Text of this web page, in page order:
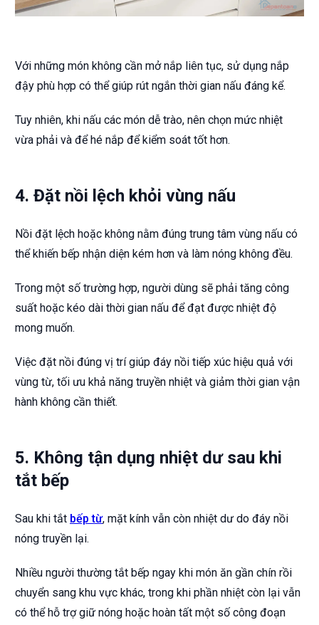
Với những món không cần mở nắp liên tục, sử dụng nắp
đậy phù hợp có thể giúp rút ngắn thời gian nấu đáng kể.
Tuy nhiên, khi nấu các món dễ trào, nên chọn mức nhiệt
vừa phải và để hé nắp để kiểm soát tốt hơn.
4. Đặt nồi lệch khỏi vùng nấu
Nồi đặt lệch hoặc không nằm đúng trung tâm vùng nấu có
thể khiến bếp nhận diện kém hơn và làm nóng không đều.
Trong một số trường hợp, người dùng sẽ phải tăng công
suất hoặc kéo dài thời gian nấu để đạt được nhiệt độ
mong muốn.
Việc đặt nồi đúng vị trí giúp đáy nồi tiếp xúc hiệu quả với
vùng từ, tối ưu khả năng truyền nhiệt và giảm thời gian vận
hành không cần thiết.
5. Không tận dụng nhiệt dư sau khi
tắt bếp
Sau khi tắt bếp từ, mặt kính vẫn còn nhiệt dư do đáy nồi
nóng truyền lại.
Nhiều người thường tắt bếp ngay khi món ăn gần chín rồi
chuyển sang khu vực khác, trong khi phần nhiệt còn lại vẫn
có thể hỗ trợ giữ nóng hoặc hoàn tất một số công đoạn